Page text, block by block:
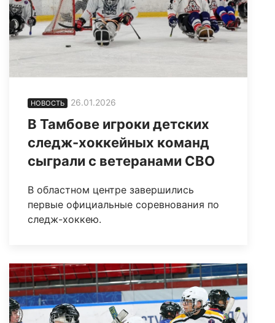
НОВОСТЬ 26.01.2026
В Тамбове игроки детских
следж-хоккейных команд
сыграли с ветеранами СВО
В областном центре завершились
первые официальные соревнования по
следж-хоккею.